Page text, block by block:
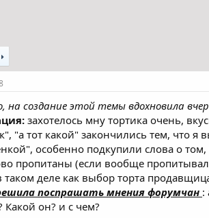
на создание этой темы вдохновила
захотелось мну тортика очень,
"а тот какой" закончились тем, что
особенно подкупили слова о
пропитаны (если вообще
таком деле как выбор торта
поспрашать мнения форумчан :
Какой он? и с чем?